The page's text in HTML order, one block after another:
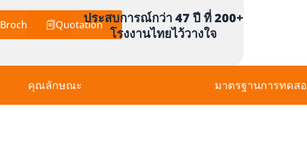
Brochure Quotationประสบการณ์กว่า 47 ปี ที่ 200+
โรงงานไทยไว้วางใจ
คุณลักษณะ มาตรฐานการทดส